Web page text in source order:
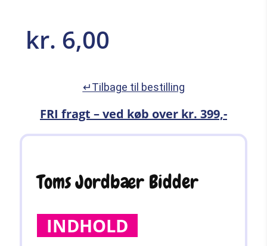
kr. 6,00
↵Tilbage til bestilling
FRI fragt – ved køb over kr. 399,-
Toms Jordbær Bidder
INDHOLD